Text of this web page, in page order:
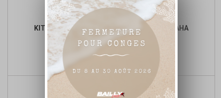
KIT RÉPARATION ROBINET D'ESSENCE YAMAHA
Prix
8,64 €Prix
de
base